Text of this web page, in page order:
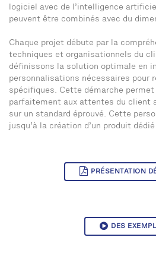
logiciel avec de l’intelligence
peuvent être combinés avec du
Chaque projet débute par la
techniques et organisationnels du
définissons la solution optimale en
personnalisations nécessaires pour
spécifiques. Cette démarche permet
parfaitement aux attentes du client
sur un standard éprouvé. Cette
jusqu’à la création d’un produit
PRÉSENTATION
DES